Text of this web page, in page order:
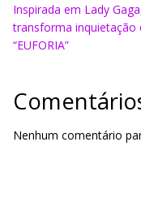
Inspirada em Lady
transforma inquietação
“EUFORIA”
Nenhum comentário